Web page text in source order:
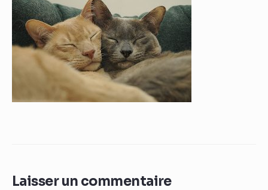
Laisser un commentaire